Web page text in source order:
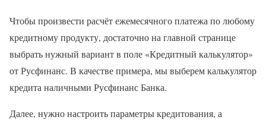
Чтобы произвести расчёт ежемесячного платежа по любому
кредитному продукту, достаточно на главной странице
выбрать нужный вариант в поле «Кредитный калькулятор»
от Русфинанс. В качестве примера, мы выберем калькулятор
кредита наличными Русфинанс Банка.
Далее, нужно настроить параметры кредитования, а